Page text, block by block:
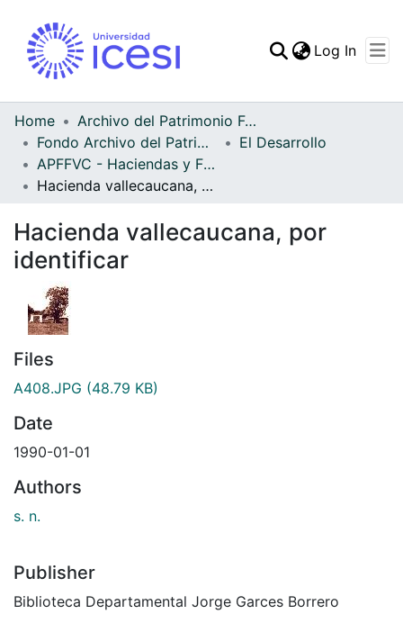
Statistics
Log In
Home
Archivo del Patrimonio Fotográfico y Fílmico del Valle del Cauca
Fondo Archivo del Patrimonio Fotográfico y Fílmico del Valle del Cauca
El Desarrollo
APFFVC - Haciendas y Fincas - Patrimonial
Hacienda vallecaucana, por identificar
Hacienda vallecaucana, por
identificar
Files
A408.JPG (48.79 KB)
Date
1990-01-01
Authors
s. n.
Publisher
Biblioteca Departamental Jorge Garces Borrero